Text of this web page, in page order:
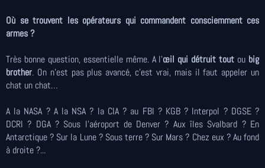
Où se trouvent les opérateurs qui commandent consciemment ces
armes ?
Très bonne question, essentielle même. A l’œil qui détruit tout ou big
brother. On n’est pas plus avancé, c’est vrai, mais il faut appeler un
chat un chat…
A la NASA ? A la NSA ? la CIA ? au FBI ? KGB ? Interpol ? DGSE ?
DCRI ? DGA ? Sous l’aéroport de Denver ? Aux îles Svalbard ? En
Antarctique ? Sur la Lune ? Sous terre ? Sur Mars ? Chez eux ? Au fond
à droite ?...